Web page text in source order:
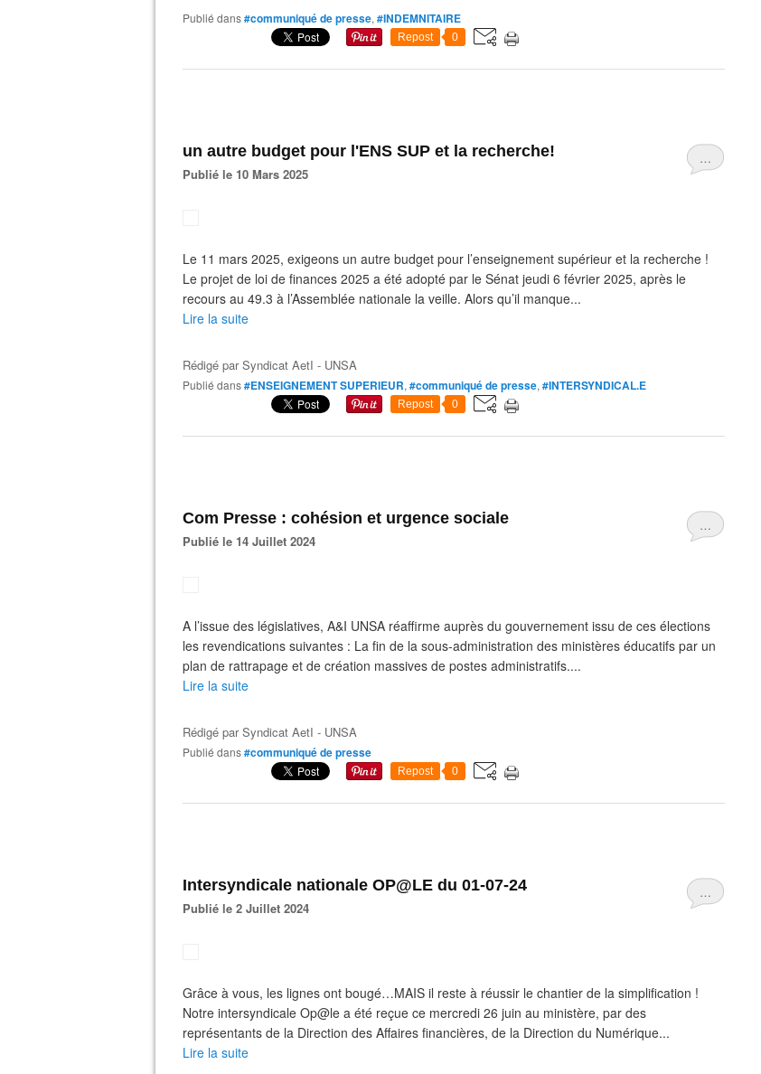
Publié dans#communiqué de presse, #INDEMNITAIRE
Repost 0
…
un autre budget pour l'ENS SUP et la recherche!
Publié le 10 Mars 2025
Le 11 mars 2025, exigeons un autre budget pour l’enseignement supérieur et la recherche !
Le projet de loi de finances 2025 a été adopté par le Sénat jeudi 6 février 2025, après le
recours au 49.3 à l’Assemblée nationale la veille. Alors qu’il manque...
Lire la suite
Rédigé parSyndicat AetI - UNSA
Publié dans#ENSEIGNEMENT SUPERIEUR, #communiqué de presse, #INTERSYNDICAL.E
Repost 0
…
Com Presse : cohésion et urgence sociale
Publié le 14 Juillet 2024
A l’issue des législatives, A&I UNSA réaffirme auprès du gouvernement issu de ces élections
les revendications suivantes : La fin de la sous-administration des ministères éducatifs par un
plan de rattrapage et de création massives de postes administratifs....
Lire la suite
Rédigé parSyndicat AetI - UNSA
Publié dans#communiqué de presse
Repost 0
…
Intersyndicale nationale OP@LE du 01-07-24
Publié le 2 Juillet 2024
Grâce à vous, les lignes ont bougé…MAIS il reste à réussir le chantier de la simplification !
Notre intersyndicale Op@le a été reçue ce mercredi 26 juin au ministère, par des
représentants de la Direction des Affaires financières, de la Direction du Numérique...
Lire la suite